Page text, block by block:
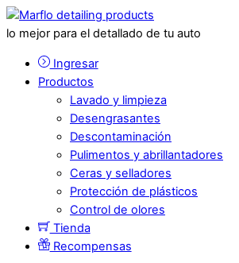
lo mejor para el detallado de tu auto
Ingresar
Productos
Lavado y limpieza
Desengrasantes
Descontaminación
Pulimentos y abrillantadores
Ceras y selladores
Protección de plásticos
Control de olores
Tienda
Recompensas